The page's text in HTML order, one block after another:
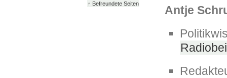
↑ Befreundete Seiten
Antje